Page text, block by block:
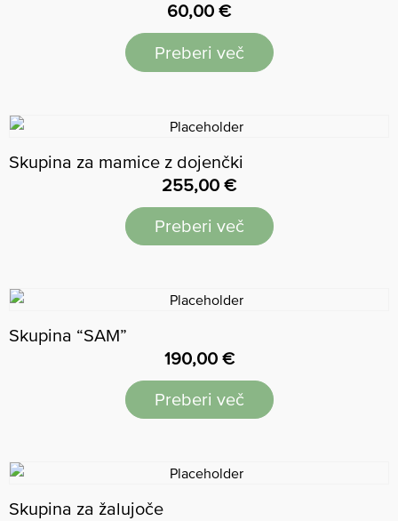
60,00 €
Preberi več
Skupina za mamice z dojenčki
255,00 €
Preberi več
Skupina “SAM”
190,00 €
Preberi več
Skupina za žalujoče